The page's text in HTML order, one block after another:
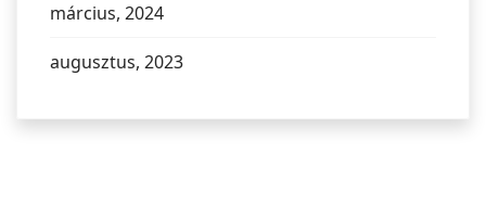
március, 2024
augusztus, 2023